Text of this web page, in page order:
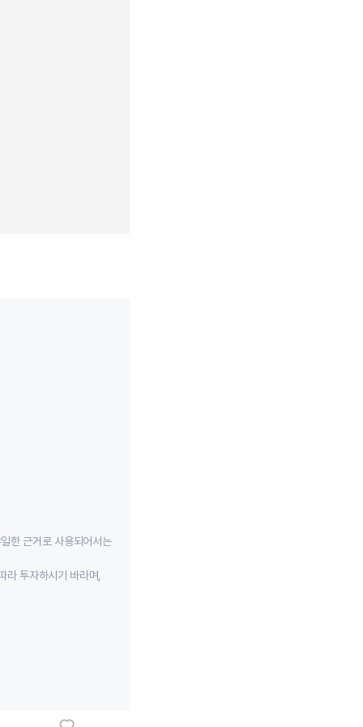
한 근거로 사용되어서는
투자하시기 바라며,